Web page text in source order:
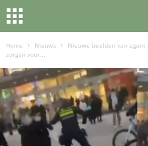
Home Nieuws
Nieuwe beelden van
zorgen voor...